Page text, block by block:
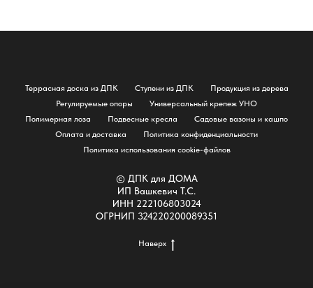
Террасная доска из ДПК Ступени из ДПК
Продукция из дерева
Регулируемые опоры
Универсальный крепеж УНО
Полимерная лоза
Подвесные кресла
Садовые вазоны и кашпо
Оплата и доставка
Политика конфиденциальности
Политика использования cookie-файлов
© ДПК для ДОМА
ИП Вашкевич Т.С.
ИНН 222106803024
ОГРНИП 324220200089351
Наверх